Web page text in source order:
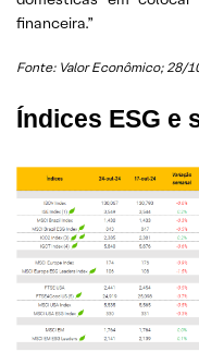
financeira.”
Fonte: Valor Econômico; 28/
Índices ESG e